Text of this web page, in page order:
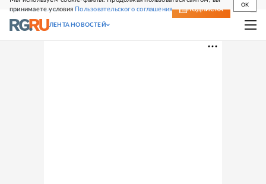
принимаете условия Пользовательского соглашения
OK
СВЕЖИЙ НОМЕР ПОДПИСКА
ЛЕНТА НОВОСТЕЙ